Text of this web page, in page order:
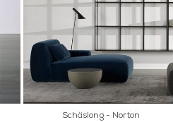
Schäslong - Norton